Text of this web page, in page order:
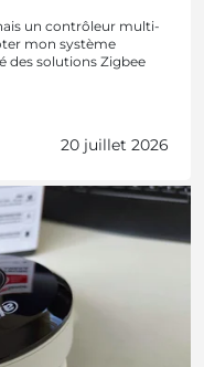
un contrôleur multi-
mon système
des solutions Zigbee
20 juillet 2026